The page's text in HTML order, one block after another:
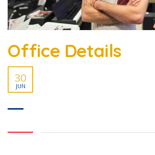
Office Details
30
JUN